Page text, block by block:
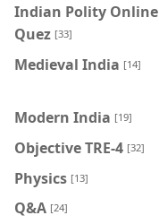
Indian Polity Online
Quez [33]
Medieval India [14]
Modern India [19]
Objective TRE-4 [32]
Physics [13]
Q&A [24]